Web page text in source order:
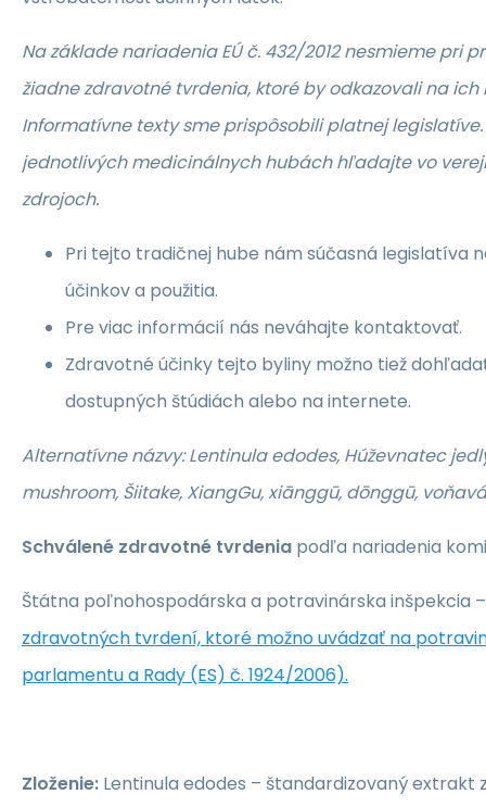
Na základe nariadenia EÚ č. 432/2012 nesmieme pri
žiadne zdravotné tvrdenia, ktoré by odkazovali na
Informatívne texty sme prispôsobili platnej
jednotlivých medicinálnych hubách hľadajte vo
zdrojoch.
Pri tejto tradičnej hube nám súčasná legislatíva
účinkov a použitia.
Pre viac informácií nás neváhajte kontaktovať.
Zdravotné účinky tejto byliny možno tiež
dostupných štúdiách alebo na internete.
Alternatívne názvy: Lentinula edodes, Húževnatec
mushroom, Šiitake, XiangGu, xiānggū, dōnggū,
Schválené zdravotné tvrdenia podľa nariadenia
Štátna poľnohospodárska a potravinárska inšpekcia
zdravotných tvrdení, ktoré možno uvádzať na
parlamentu a Rady (ES) č. 1924/2006).
Zloženie: Lentinula edodes – štandardizovaný extrakt